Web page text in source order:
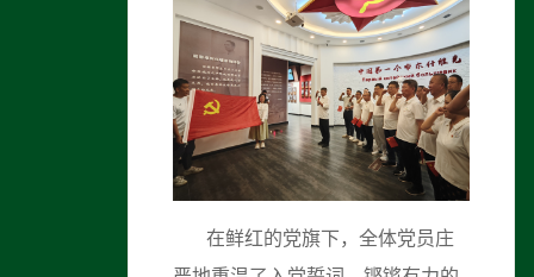
在鲜红的党旗下，全体党员庄